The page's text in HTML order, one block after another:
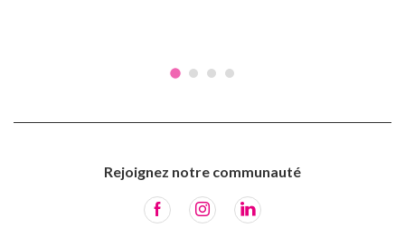
Rejoignez notre communauté